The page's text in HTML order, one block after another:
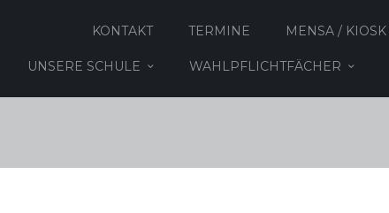
KONTAKT TERMINE MENSA / KIOSK
UNSERE SCHULE WAHLPFLICHTFÄCHER